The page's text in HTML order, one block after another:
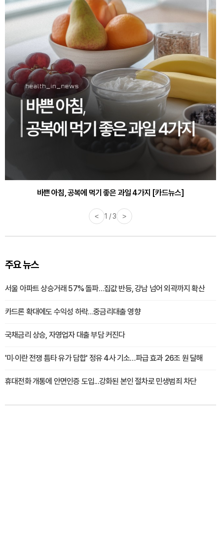
바쁜 아침, 공복에 먹기 좋은 과일 4가지 [카드뉴스]
30대부터 유병률 2배...여자에게 꼭 필요한 검사는? [카드뉴스]
< 1 / 3 >
주요 뉴스
서울 아파트 상승거래 57% 돌파…집값 반등, 강남 넘어 외곽까지 확산
카드론 확대에도 수익성 하락…중금리대출 영향
국채금리 상승, 자영업자 대출 부담 커진다
'미·이란 전쟁 틈타 유가 담합' 정유 4사 기소…파급 효과 26조 원 달해
휴대전화 개통에 안면인증 도입...강화된 본인 절차로 민생범죄 차단